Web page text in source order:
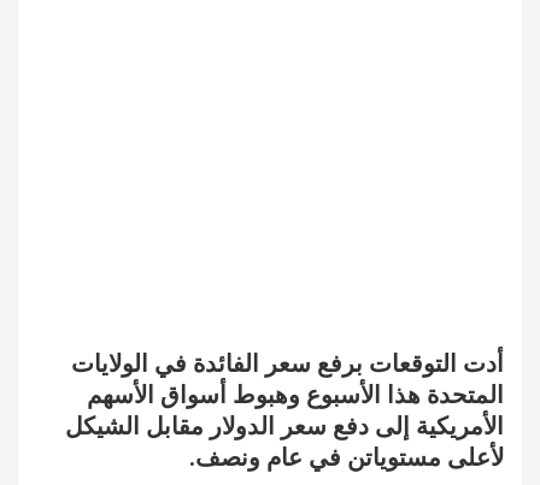
أدت التوقعات برفع سعر الفائدة في الولايات
المتحدة هذا الأسبوع وهبوط أسواق الأسهم
الأمريكية إلى دفع سعر الدولار مقابل الشيكل
لأعلى مستوياتن في عام ونصف.